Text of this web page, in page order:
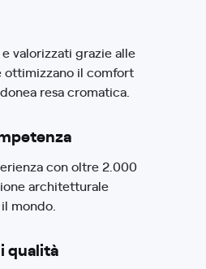
valorizzati grazie alle
ottimizzano il comfort
resa cromatica.
con oltre 2.000
architetturale
mondo.
qualità